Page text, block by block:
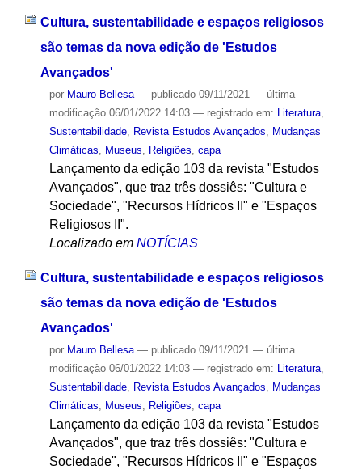
Cultura, sustentabilidade e espaços religiosos
são temas da nova edição de 'Estudos
Avançados'
por Mauro Bellesa — publicado09/11/2021 — última
modificação06/01/2022 14:03 — registrado em: Literatura,
Sustentabilidade, Revista Estudos Avançados, Mudanças
Climáticas, Museus, Religiões, capa
Lançamento da edição 103 da revista "Estudos
Avançados", que traz três dossiês: "Cultura e
Sociedade", "Recursos Hídricos II" e "Espaços
Religiosos II".
Localizado em NOTÍCIAS
Cultura, sustentabilidade e espaços religiosos
são temas da nova edição de 'Estudos
Avançados'
por Mauro Bellesa — publicado09/11/2021 — última
modificação06/01/2022 14:03 — registrado em: Literatura,
Sustentabilidade, Revista Estudos Avançados
Mudanças
Climáticas
Museus Religiões capa
Lançamento da edição 103 da revista "Estudos
Avançados", que traz três dossiês: "Cultura e
Sociedade", "Recursos Hídricos II" e "Espaços